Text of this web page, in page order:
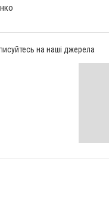
на наші джерела